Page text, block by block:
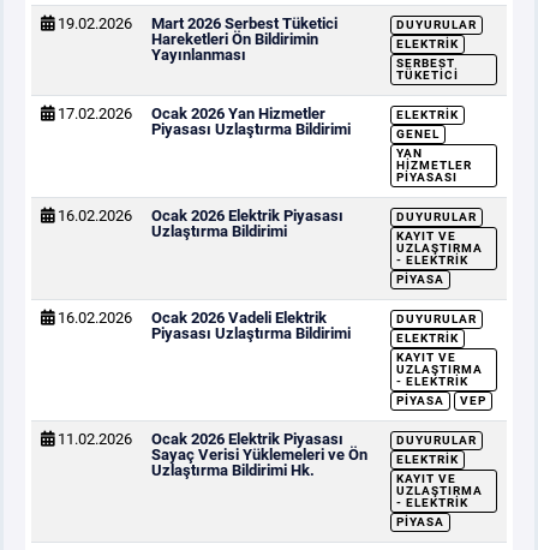
19.02.2026
Mart 2026 Serbest Tüketici
Hareketleri Ön Bildirimin
Yayınlanması
DUYURULAR
ELEKTRIK
SERBEST
TÜKETICI
17.02.2026
Ocak 2026 Yan Hizmetler
Piyasası Uzlaştırma Bildirimi
ELEKTRIK
GENEL
YAN
HIZMETLER
PIYASASI
16.02.2026
Ocak 2026 Elektrik Piyasası
Uzlaştırma Bildirimi
DUYURULAR
KAYIT VE
UZLAŞTIRMA
- ELEKTRIK
PIYASA
16.02.2026
Ocak 2026 Vadeli Elektrik
Piyasası Uzlaştırma Bildirimi
DUYURULAR
ELEKTRIK
KAYIT VE
UZLAŞTIRMA
- ELEKTRIK
PIYASA
VEP
11.02.2026
Ocak 2026 Elektrik Piyasası
Sayaç Verisi Yüklemeleri ve Ön
Uzlaştırma Bildirimi Hk.
DUYURULAR
ELEKTRIK
KAYIT VE
UZLAŞTIRMA
- ELEKTRIK
PIYASA